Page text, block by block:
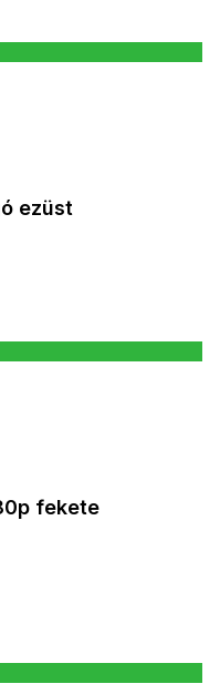
ezüst
fekete